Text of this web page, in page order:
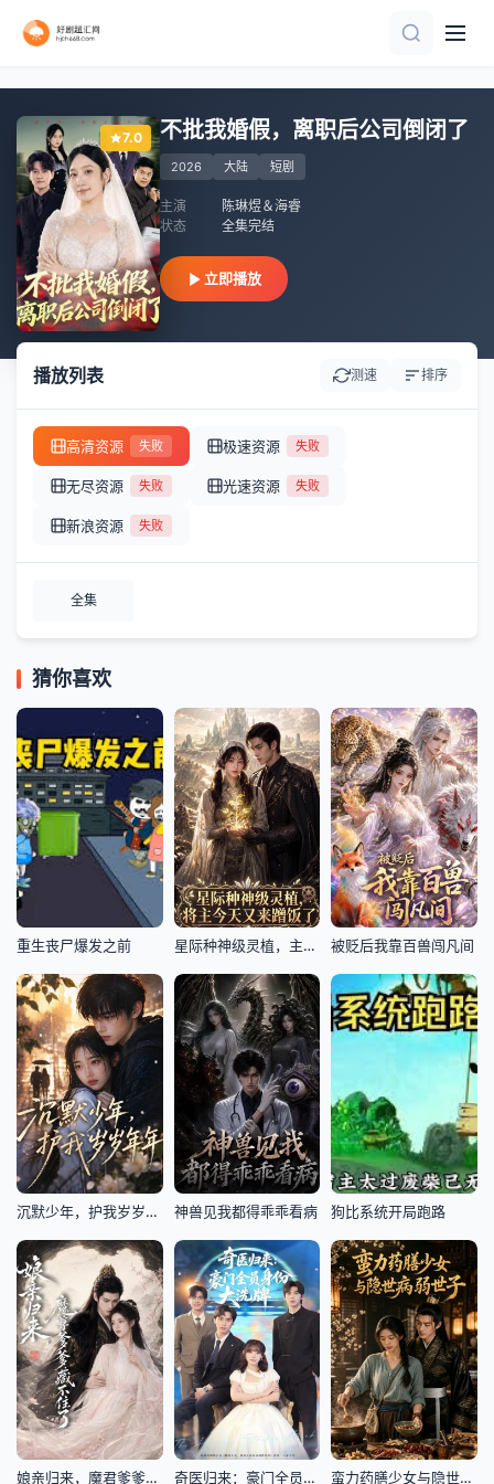
7.0 不批我婚假，离职后公司倒闭了
2026 大陆 短剧
主演
陈琳煜＆海睿
状态
全集完结
立即播放
播放列表 测速 排序
高清资源 失败 极速资源 失败
无尽资源 失败 光速资源 失败
新浪资源 失败
全集
猜你喜欢
一口气看完
重生丧尸爆发之前
正片
星际种神级灵植，主将今天又来蹭饭了！
全集完结
被贬后我靠百兽闯凡间
全集完结
沉默少年，护我岁岁年年
全集完结
神兽见我都得乖乖看病
一口气看完
狗比系统开局跑路
全集完结
娘亲归来，魔君爹爹藏不住了
全集完结
奇医归来：豪门全员身份大洗牌(糟了，我把总裁当傻子养了)
全集完结
蛮力药膳少女与隐世病弱世子
全集完结